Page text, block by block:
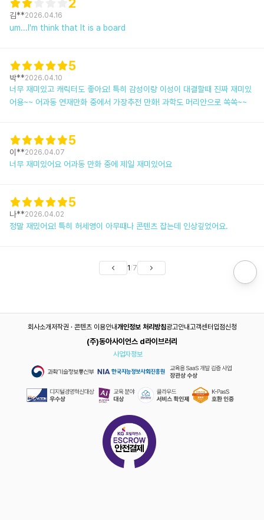
2
김**2026.04.16
um...I'm think that It is a board
5
박**2026.04.10
너무 재미있고 캐릭터도 좋아요! 특히 감성이랑 이성이 대결할때 진짜 재미있
어용~~ 어과동 연재만화 중에서 가장추전 만화! 과학도 머리안으로 쏙쏙~~
5
이**2026.04.07
너무 재미있어요 어과동 만화 중에 제일 재미있어요
5
나**2026.04.02
정말 재밌어요! 특히 허세영이 아무때나 콘텐츠 잡는데 인상깊었어요.
1 /7
(주)동아사이언스 d라이브러리
회사소개저작권 · 콘텐츠 이용안내개인정보 처리방침광고안내고객센터 입점신청
사업자정보